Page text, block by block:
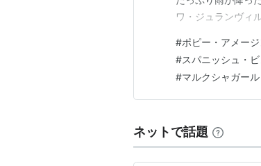
ワ・ジュランヴィ
ソワ・ジュランヴ
つるバラスパニッ
#ポピー・アメー
#スパニッシュ・
#マルクシャガール
ネットで話題